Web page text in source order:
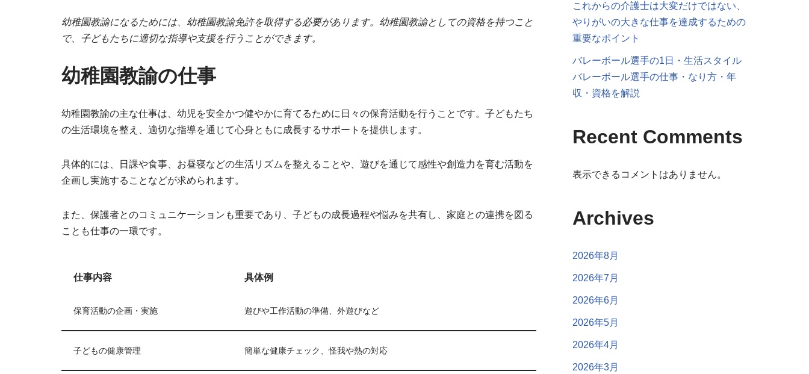
幼稚園教諭になるためには、幼稚園教諭免許を取得する必要があります。幼稚園教諭としての資格を持つこと
で、子どもたちに適切な指導や支援を行うことができます。
幼稚園教諭の仕事
幼稚園教諭の主な仕事は、幼児を安全かつ健やかに育てるために日々の保育活動を行うことです。子どもたち
の生活環境を整え、適切な指導を通じて心身ともに成長するサポートを提供します。
具体的には、日課や食事、お昼寝などの生活リズムを整えることや、遊びを通じて感性や創造力を育む活動を
企画し実施することなどが求められます。
また、保護者とのコミュニケーションも重要であり、子どもの成長過程や悩みを共有し、家庭との連携を図る
ことも仕事の一環です。
仕事内容 具体例
保育活動の企画・実施 遊びや工作活動の準備、外遊びなど
子どもの健康管理 簡単な健康チェック、怪我や熱の対応
これからの介護士は大変だけではない、
やりがいの大きな仕事を達成するための
重要なポイント
バレーボール選手の1日・生活スタイル
バレーボール選手の仕事・なり方・年
収・資格を解説
Recent Comments
表示できるコメントはありません。
Archives
2026年8月
2026年7月
2026年6月
2026年5月
2026年4月
2026年3月